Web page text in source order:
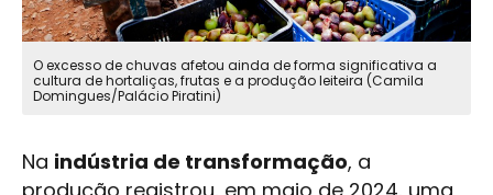
O excesso de chuvas afetou ainda de forma significativa a
cultura de hortaliças, frutas e a produção leiteira (Camila
Domingues/Palácio Piratini)
Na indústria de transformação, a